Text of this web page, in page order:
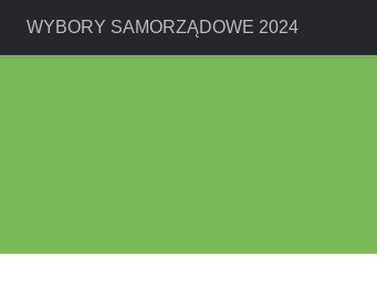
WYBORY SAMORZĄDOWE 2024